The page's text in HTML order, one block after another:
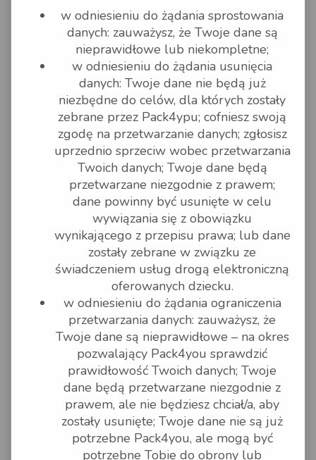
państwa, osoby fizyczne, osoby
prawne lub jakiekolwiek inne
jednostki organizacyjne, w tym,
lecz nie wyłącznie przez
Organizację Narodów
Zjednoczonych, Unię Europejską
lub państwa członkowskie Unii
Europejskiej.
Dla przesyłek wysyłanych za
pośrednictwem UPS
Towary wyłączone z eksport,
Artykuły zabronione.
Nie wysyłamy następujących
towarów:
napoje alkoholowe;
skóry zwierząt (niedomowych);
towary o szczególnej wartości
(np. dzieła sztuki, antyki,
kamienie szlachetne, złoto
i srebro);
towary/materiały niebezpieczne;
Broń palna
futra;
kość słoniowa i produkty z kości
słoniowej;
żywe zwierzęta;
gotówka oraz przedmioty
zbywalne;
towary łatwo psujące się;
rzeczy osobiste (z wyjątkiem
wysyłek do USA);
Rośliny
materiały pornograficzne;
Nasiona
znaczki pocztowe o wysokiej
wartości;
tytoń i wyroby tytoniowe;
bagaż pozostawiony bez opieki.
W niektórych krajach jest więcej
w odniesieniu do żądania sprostowania
danych: zauważysz, że Twoje dane są
nieprawidłowe lub niekompletne;
w odniesieniu do żądania usunięcia
danych: Twoje dane nie będą już
niezbędne do celów, dla których zostały
zebrane przez Pack4ypu; cofniesz swoją
zgodę na przetwarzanie danych; zgłosisz
uprzednio sprzeciw wobec przetwarzania
Twoich danych; Twoje dane będą
przetwarzane niezgodnie z prawem;
dane powinny być usunięte w celu
wywiązania się z obowiązku
wynikającego z przepisu prawa; lub dane
zostały zebrane w związku ze
świadczeniem usług drogą elektroniczną
oferowanych dziecku.
w odniesieniu do żądania ograniczenia
przetwarzania danych: zauważysz, że
Twoje dane są nieprawidłowe – na okres
pozwalający Pack4you sprawdzić
prawidłowość Twoich danych; Twoje
dane będą przetwarzane niezgodnie z
prawem, ale nie będziesz chciał/a, aby
zostały usunięte; Twoje dane nie są już
potrzebne Pack4you, ale mogą być
potrzebne Tobie do obrony lub